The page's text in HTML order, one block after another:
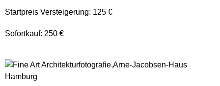
Startpreis Versteigerung: 125 €
Sofortkauf: 250 €